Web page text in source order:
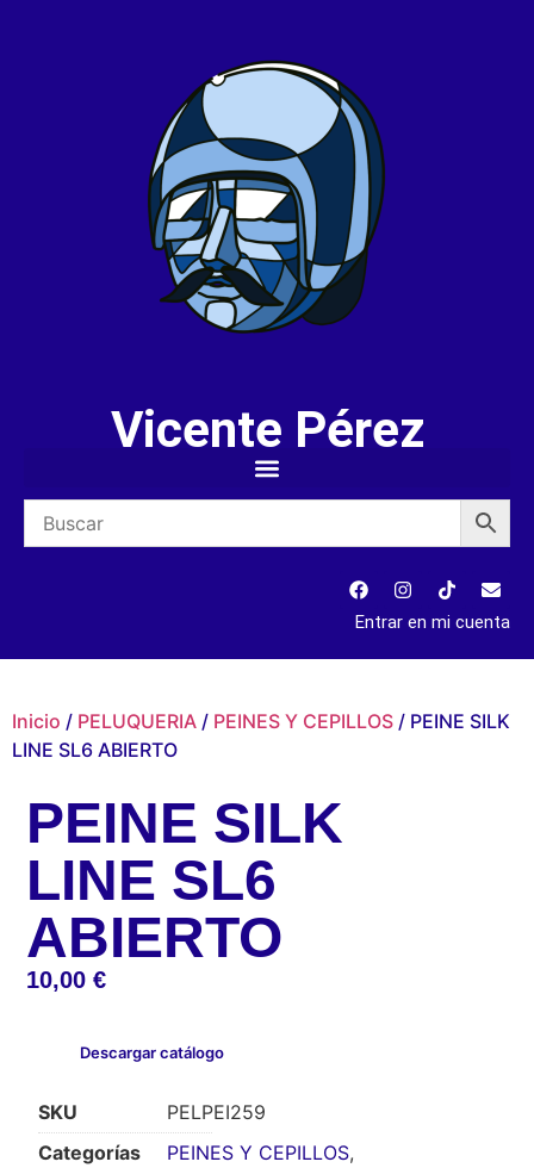
Vicente Pérez
Entrar en mi cuenta
Inicio / PELUQUERIA / PEINES Y CEPILLOS / PEINE SILK
LINE SL6 ABIERTO
PEINE SILK
LINE SL6
ABIERTO
10,00€
Descargar catálogo
SKU
PELPEI259
Categorías
PEINES Y CEPILLOS,